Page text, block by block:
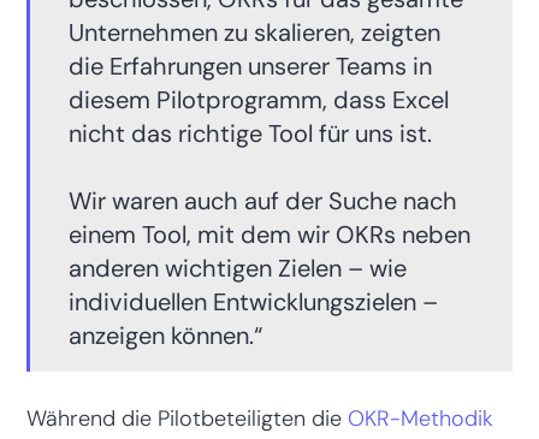
Unternehmen zu skalieren, zeigten
die Erfahrungen unserer Teams in
diesem Pilotprogramm, dass Excel
nicht das richtige Tool für uns ist.
Wir waren auch auf der Suche nach
einem Tool, mit dem wir OKRs neben
anderen wichtigen Zielen – wie
individuellen Entwicklungszielen –
anzeigen können.“
Während die Pilotbeteiligten die OKR-Methodik